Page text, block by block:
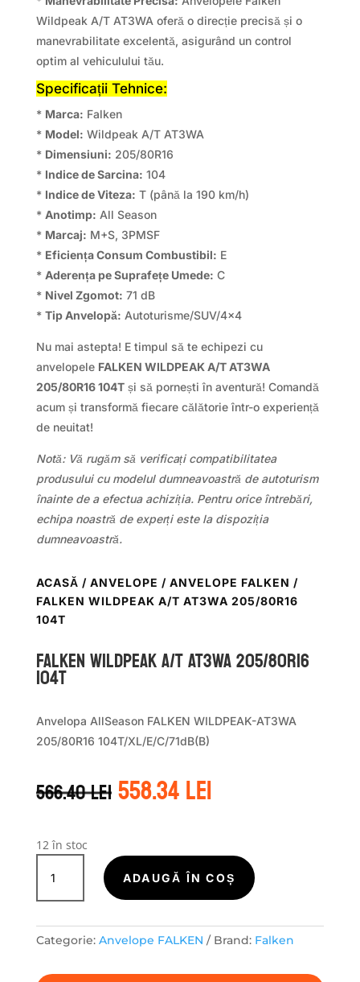
Wildpeak A/T AT3WA oferă o direcție precisă și o
manevrabilitate excelentă, asigurând un control
optim al vehiculului tău.
Specificații Tehnice:
* Marca: Falken
* Model: Wildpeak A/T AT3WA
* Dimensiuni: 205/80R16
* Indice de Sarcina: 104
* Indice de Viteza: T (până la 190 km/h)
* Anotimp: All Season
* Marcaj: M+S, 3PMSF
* Eficiența Consum Combustibil: E
* Aderența pe Suprafețe Umede: C
* Nivel Zgomot: 71 dB
* Tip Anvelopă: Autoturisme/SUV/4×4
Nu mai astepta! E timpul să te echipezi cu
anvelopele FALKEN WILDPEAK A/T AT3WA
205/80R16 104Tși să pornești în aventură! Comandă
acum și transformă fiecare călătorie într-o experiență
de neuitat!
Notă: Vă rugăm să verificați compatibilitatea
produsului cu modelul dumneavoastră de autoturism
înainte de a efectua achiziția. Pentru orice întrebări,
echipa noastră de experți este la dispoziția
dumneavoastră.
ACASĂ / ANVELOPE / ANVELOPE FALKEN /
FALKEN WILDPEAK A/T AT3WA 205/80R16
104T
Falken WILDPEAK A/T AT3WA 205/80R16
104T
Anvelopa AllSeason FALKEN WILDPEAK-AT3WA
205/80R16 104T/XL/E/C/71dB(B)
566.40leiPrețul
inițial
566.40 lei.
558.34leiPrețul
curent
12 în stoc
Cantitate
Falken
WILDPEAK
AT3WA
104T
ADAUGĂ ÎN COȘ
Categorie: Anvelope FALKEN Brand: Falken